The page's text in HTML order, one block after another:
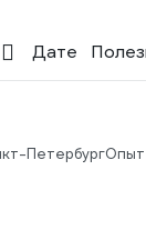
Дате
ПетербургОпыт